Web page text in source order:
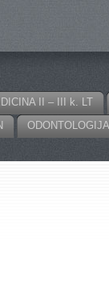
II – III k. LT